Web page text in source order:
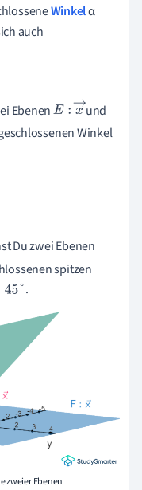
Winkelα
auch
EbenenE:x → und
Winkel
Du zwei Ebenen
spitzen
° .
zweier Ebenen